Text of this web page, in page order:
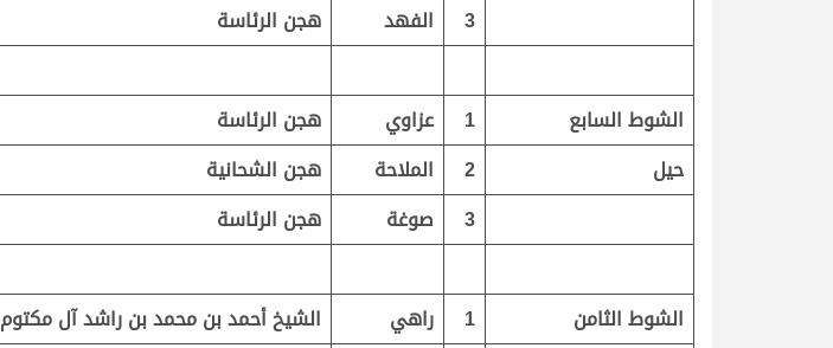
3
الفهد هجن الرئاسة
الشوط السابع 1 عزاوي هجن الرئاسة
حيل
2 الملاحة هجن الشحانية
3
صوغة هجن الرئاسة
الشوط الثامن 1 راهي الشيخ أحمد بن محمد بن راشد آل مكتوم